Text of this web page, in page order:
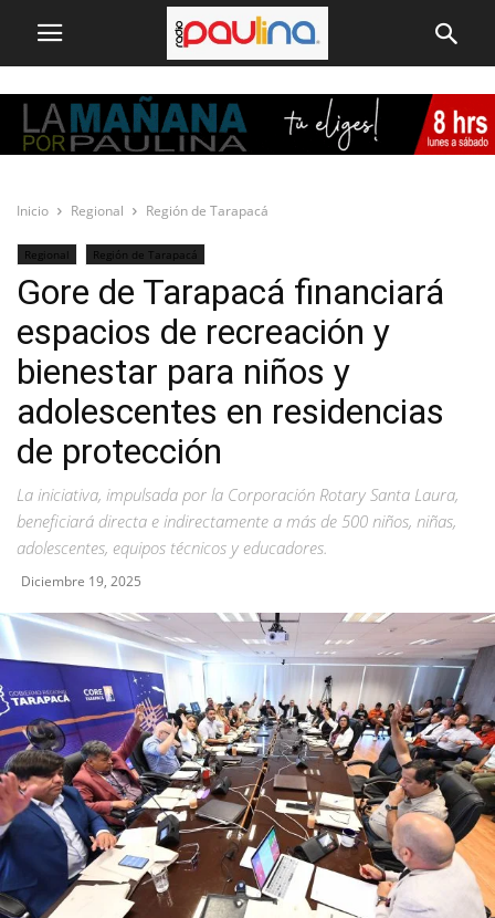
Inicio Regional Región de Tarapacá
Regional Región de Tarapacá
Gore de Tarapacá financiará
espacios de recreación y
bienestar para niños y
adolescentes en residencias
de protección
La iniciativa, impulsada por la Corporación Rotary Santa Laura,
beneficiará directa e indirectamente a más de 500 niños, niñas,
adolescentes, equipos técnicos y educadores.
Diciembre 19, 2025